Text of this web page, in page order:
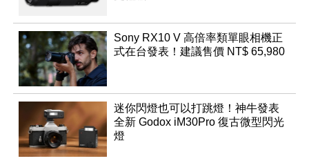
Sony RX10 V 高倍率類單眼相機正
式在台發表！建議售價 NT$ 65,980
迷你閃燈也可以打跳燈！神牛發表
全新 Godox iM30Pro 復古微型閃光
燈